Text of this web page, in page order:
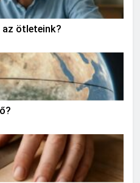
ötleteink?